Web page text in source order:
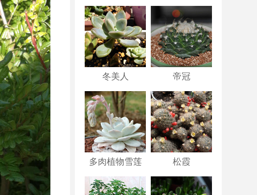
冬美人 帝冠
多肉植物雪莲 松霞